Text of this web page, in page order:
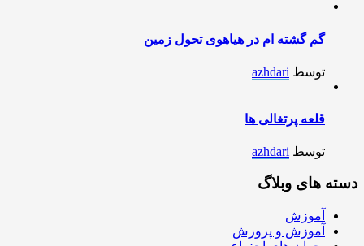
گم گشته ام در هیاهوی تحول زمین
توسط azhdari
قلعه پرتغالی ها
توسط azhdari
دسته های وبلاگ
آموزش
آموزش و پرورش